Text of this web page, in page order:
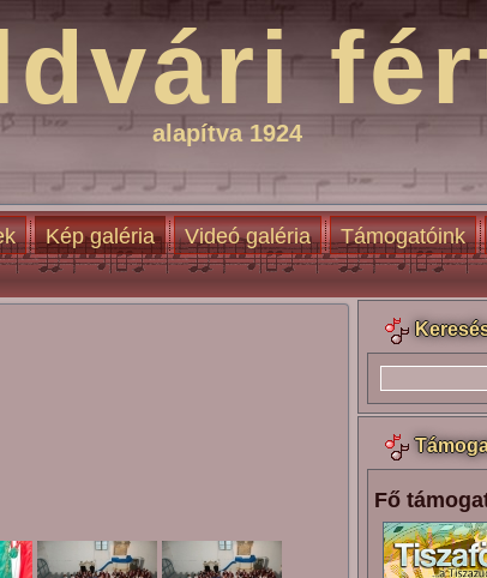
alapítva 1924
Kép galéria Videó galéria Támogatóink
Fő